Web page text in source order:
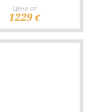
Цени от
1229 €